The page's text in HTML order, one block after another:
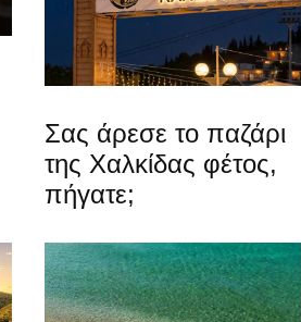
Σας άρεσε το παζάρι
της Χαλκίδας φέτος,
πήγατε;